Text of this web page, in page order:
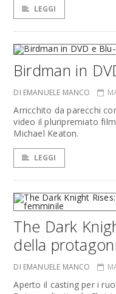
LEGGI
Birdman in
DI EMANUELE MANCO
Arricchito da parecchi
video il pluripremiato
Michael Keaton.
LEGGI
The Dark
della
DI EMANUELE MANCO
Aperto il casting per i